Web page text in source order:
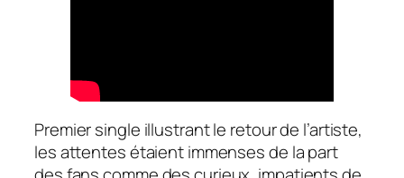
Premier single illustrant le retour de l’artiste,
les attentes étaient immenses de la part